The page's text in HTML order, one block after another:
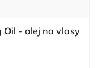
Oil - olej na vlasy